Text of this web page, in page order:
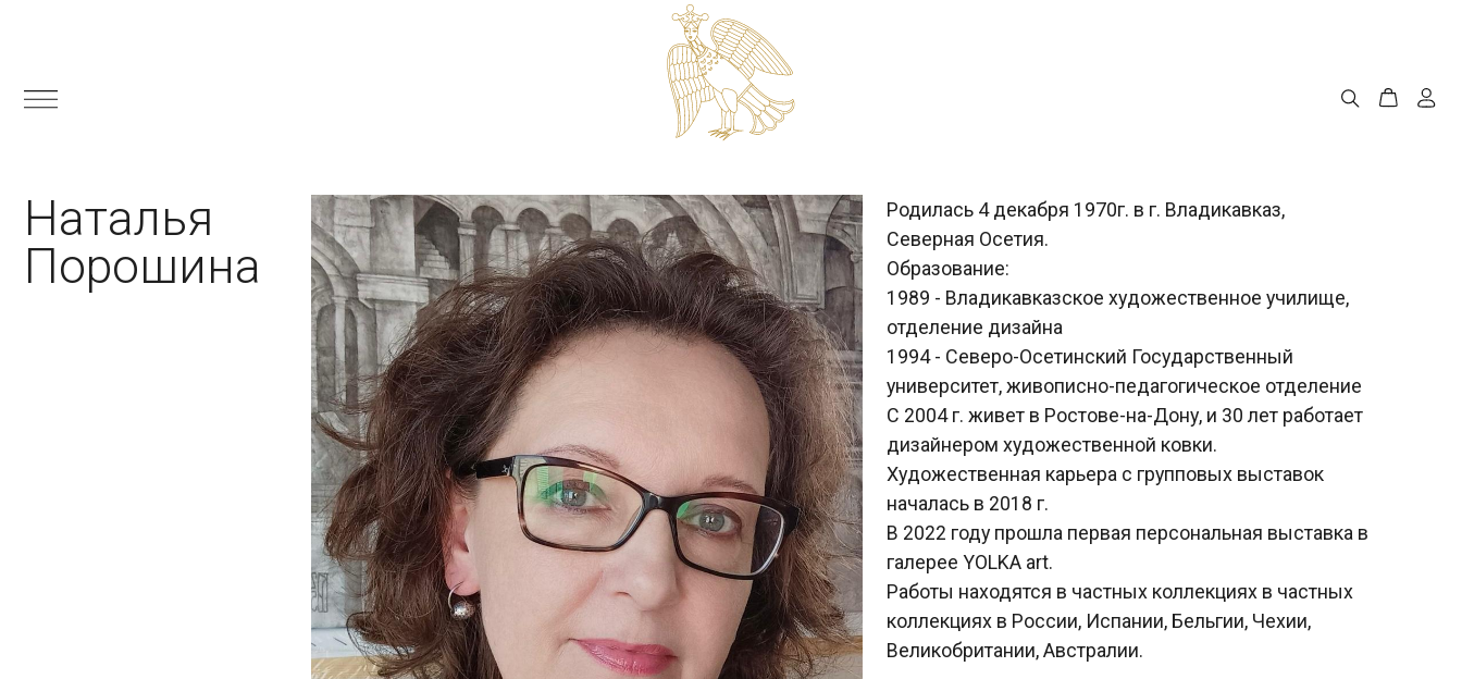
Наталья
Порошина
Северная Осетия.
Образование:
1989 - Владикавказское художественное училище,
отделение дизайна
1994 - Северо-Осетинский Государственный
университет, живописно-педагогическое отделение
С 2004 г. живет в Ростове-на-Дону, и 30 лет работает
дизайнером художественной ковки.
Художественная карьера с групповых выставок
началась в 2018 г.
В 2022 году прошла первая персональная выставка в
галерее YOLKA art.
Работы находятся в частных коллекциях в частных
коллекциях в России, Испании, Бельгии, Чехии,
Великобритании, Австралии.